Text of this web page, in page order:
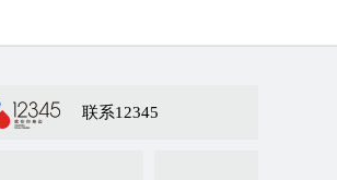
联系12345